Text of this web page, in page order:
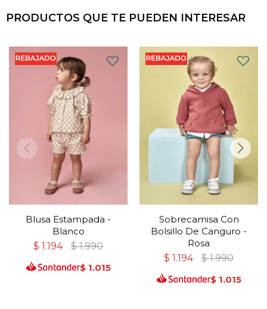
PRODUCTOS QUE TE PUEDEN INTERESAR
Blusa Estampada -
Blanco
$ 1.194 $ 1.990
$ 1.015
Sobrecamisa Con
Bolsillo De Canguro -
Rosa
$ 1.194 $ 1.990
$ 1.015